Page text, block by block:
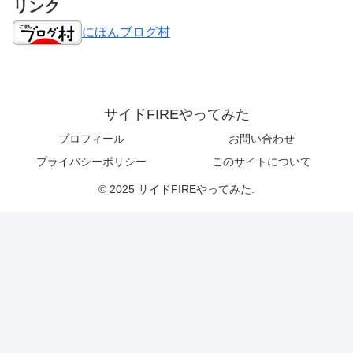
リンク
にほんブログ村
サイドFIREやってみた
プロフィール
お問い合わせ
プライバシーポリシー
このサイトについて
© 2025 サイドFIREやってみた.